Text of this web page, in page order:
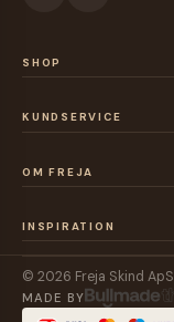
SHOP
KUNDSERVICE
OM FREJA
INSPIRATION
© 2026 Freja Skind ApS
MADE BY